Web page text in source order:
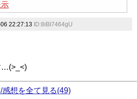
22:27:13 ID:8iBI7464gU
…(>_<)
感想を全て見る(49)